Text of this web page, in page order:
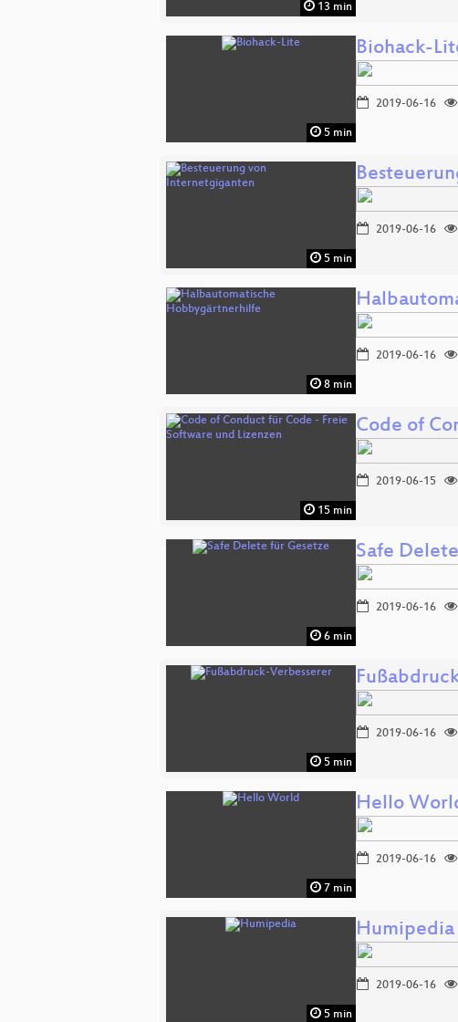
13 min
5 min
Biohack-
2019-06-16
5 min
2019-06-16
8 min
2019-06-16
15 min
Code of
2019-06-15
6 min
Safe
2019-06-16
5 min
2019-06-16
7 min
Hello
2019-06-16
5 min
Humipedia
2019-06-16